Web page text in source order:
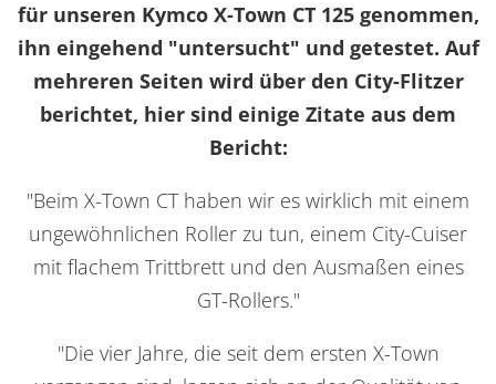
für unseren Kymco X-Town CT 125 genommen,
ihn eingehend "untersucht" und getestet. Auf
mehreren Seiten wird über den City-Flitzer
berichtet, hier sind einige Zitate aus dem
Bericht:
"Beim X-Town CT haben wir es wirklich mit einem
ungewöhnlichen Roller zu tun, einem City-Cuiser
mit flachem Trittbrett und den Ausmaßen eines
GT-Rollers."
"Die vier Jahre, die seit dem ersten X-Town